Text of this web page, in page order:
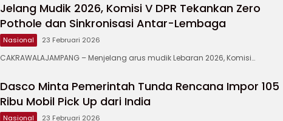
Jelang Mudik 2026, Komisi V DPR Tekankan Zero
Pothole dan Sinkronisasi Antar-Lembaga
Nasional 23 Februari 2026
CAKRAWALAJAMPANG – Menjelang arus mudik Lebaran 2026, Komisi…
Dasco Minta Pemerintah Tunda Rencana Impor 105
Ribu Mobil Pick Up dari India
Nasional 23 Februari 2026